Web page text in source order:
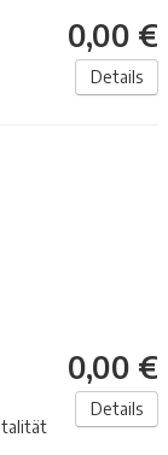
0,00 €
Details
0,00 €
Details